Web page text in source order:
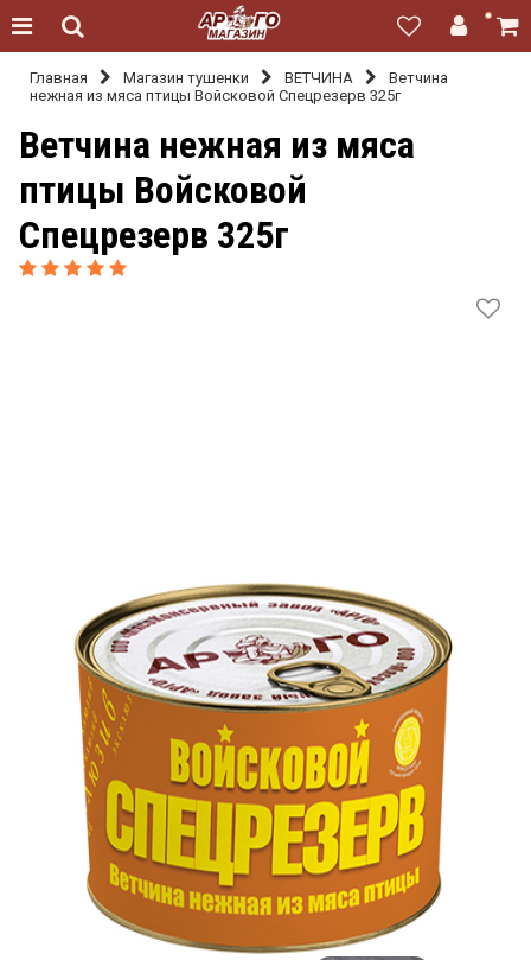
Главная Магазин тушенки ВЕТЧИНА
Ветчина
нежная из мяса птицы Войсковой Спецрезерв 325г
Ветчина нежная из мяса
птицы Войсковой
Спецрезерв 325г